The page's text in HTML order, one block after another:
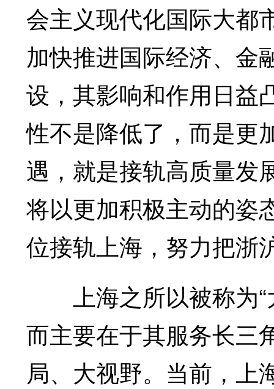
会主义现代化国际大都
加快推进国际经济、金
设，其影响和作用日益
性不是降低了，而是更
遇，就是接轨高质量发
将以更加积极主动的姿
位接轨上海，努力把浙
上海之所以被称为“
而主要在于其服务长三
局、大视野。当前，上